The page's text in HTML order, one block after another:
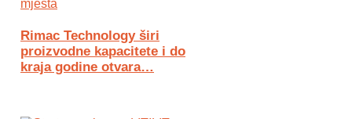
Rimac Technology širi
proizvodne kapacitete i do
kraja godine otvara…